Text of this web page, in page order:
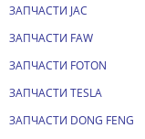
ЗАПЧАСТИ JAC
ЗАПЧАСТИ FAW
ЗАПЧАСТИ FOTON
ЗАПЧАСТИ TESLA
ЗАПЧАСТИ DONG FENG